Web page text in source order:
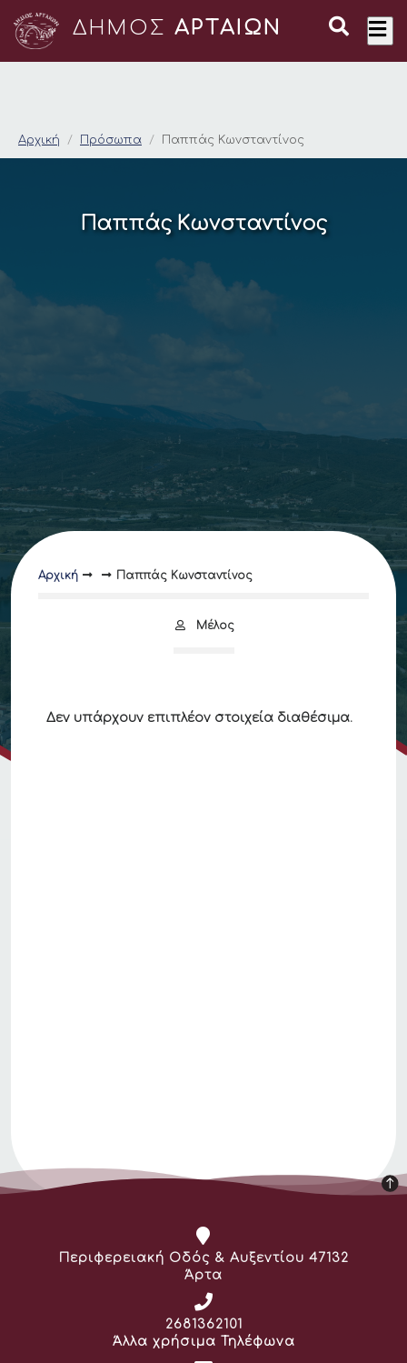
ΔΗΜΟΣ ΑΡΤΑΙΩΝ
Παππάς
Αρχική Πρόσωπα Παππάς Κωνσταντίνος
Παππάς Κωνσταντίνος
Αρχική Παππάς Κωνσταντίνος
Μέλος
Δεν υπάρχουν επιπλέον στοιχεία διαθέσιμα.
Διεύθυνση:
Περιφερειακή Οδός & Αυξεντίου 47132
Άρτα
Τηλέφωνο:
2681362101
Άλλα χρήσιμα Τηλέφωνα